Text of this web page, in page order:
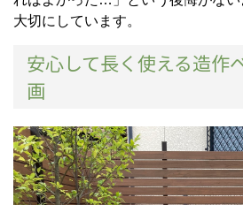
大切にしています。
安心して長く使える造作
画